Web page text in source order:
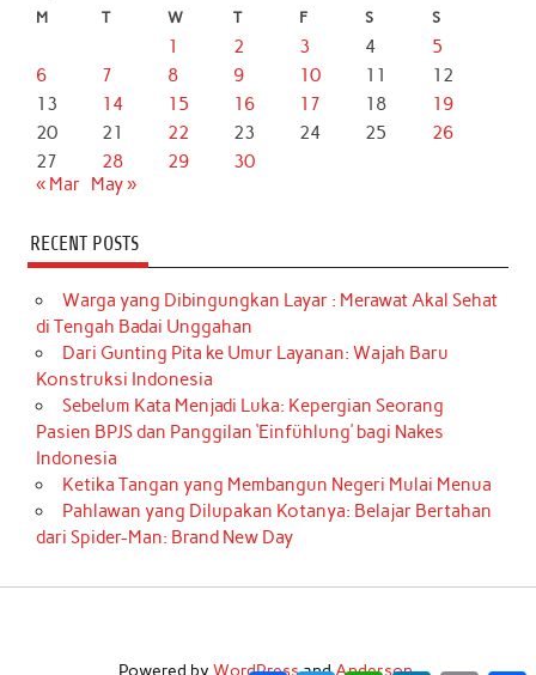
M T W T F S S
1 2 3 4
5
6
7 8 9 10 11
12
13
14 15 16 17 18
19
20
21 22 23 24 25
26
27
28 29
30
« Mar May »
RECENT POSTS
Warga yang Dibingungkan Layar : Merawat Akal Sehat
di Tengah Badai Unggahan
Dari Gunting Pita ke Umur Layanan: Wajah Baru
Konstruksi Indonesia
Sebelum Kata Menjadi Luka: Kepergian Seorang
Pasien BPJS dan Panggilan ‘Einfühlung’ bagi Nakes
Indonesia
Ketika Tangan yang Membangun Negeri Mulai Menua
Pahlawan yang Dilupakan Kotanya: Belajar Bertahan
dari Spider-Man: Brand New Day
Powered by WordPressandAnderson.